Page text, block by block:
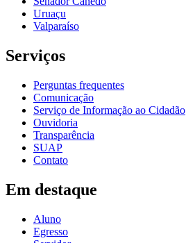
Uruaçu
Valparaíso
Serviços
Perguntas frequentes
Comunicação
Serviço de Informação ao Cidadão
Ouvidoria
Transparência
SUAP
Contato
Em destaque
Aluno
Egresso